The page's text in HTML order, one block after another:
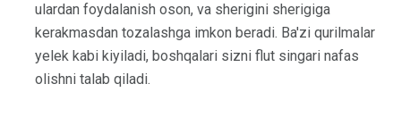
ulardan foydalanish oson, va sherigini sherigiga
kerakmasdan tozalashga imkon beradi. Ba'zi qurilmalar
yelek kabi kiyiladi, boshqalari sizni flut singari nafas
olishni talab qiladi.